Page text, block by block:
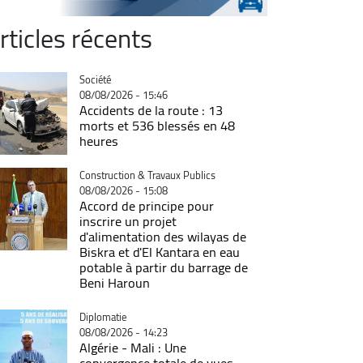
récents
Catégorie
Société
08/08/2026 - 15:46
Accidents de la route : 13
morts et 536 blessés en 48
heures
Catégorie
Construction & Travaux Publics
08/08/2026 - 15:08
Accord de principe pour
inscrire un projet
d'alimentation des wilayas de
Biskra et d'El Kantara en eau
potable à partir du barrage de
Beni Haroun
Catégorie
Diplomatie
08/08/2026 - 14:23
Algérie - Mali : Une